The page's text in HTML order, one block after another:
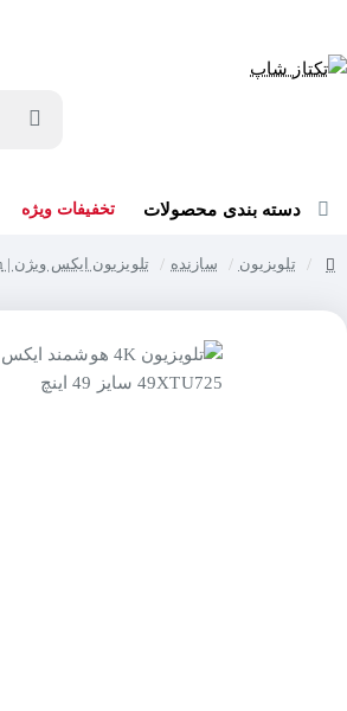
دسته بندی محصولات تخفیفات ویژه
تلویزیون سازنده تلویزیون ایکس ویژن | XVision